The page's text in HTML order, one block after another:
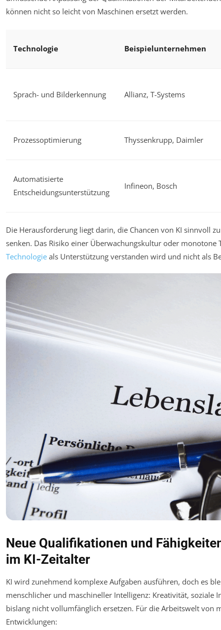
können nicht so leicht von Maschinen ersetzt werden.
Technologie Beispielunternehmen
Sprach- und Bilderkennung Allianz, T-Systems
Prozessoptimierung Thyssenkrupp, Daimler
Automatisierte
Entscheidungsunterstützung
Infineon, Bosch
Die Herausforderung liegt darin, die Chancen von KI sinnvoll
senken. Das Risiko einer Überwachungskultur oder
Technologie als Unterstützung verstanden wird und nicht als
Neue Qualifikationen und
im KI-Zeitalter
KI wird zunehmend komplexe Aufgaben ausführen, doch es
menschlicher und maschineller Intelligenz: Kreativität, soziale
bislang nicht vollumfänglich ersetzen. Für die Arbeitswelt von
Entwicklungen: